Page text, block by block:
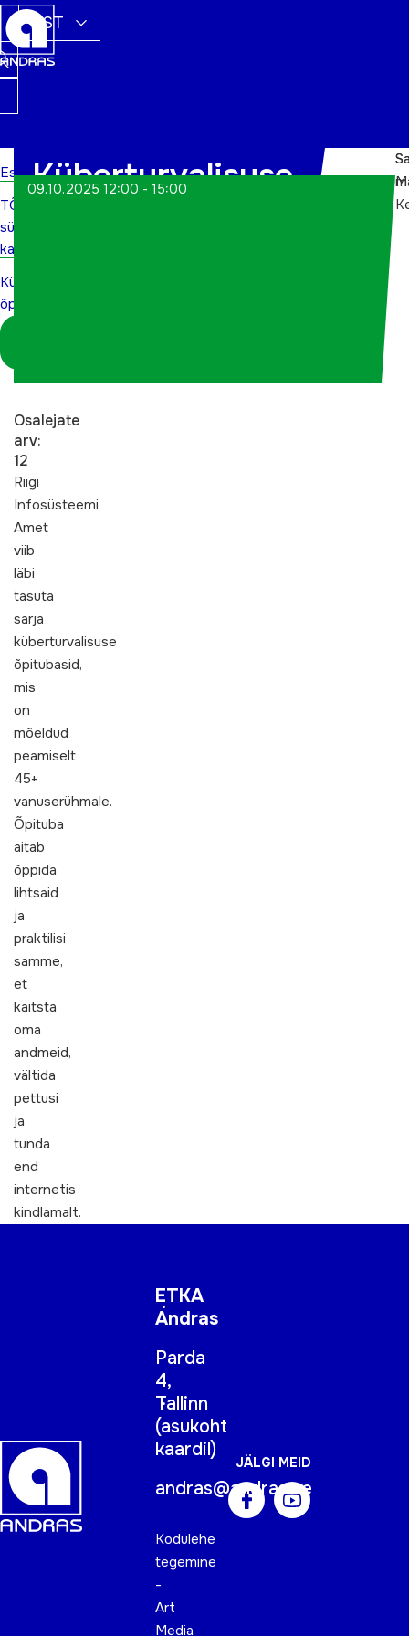
EST
Esileht
TÕN
sündmuste
kalender
Küberturvalisuse
õpituba
Küberturvalisuse
09.10.2025 12:00 - 15:00
Osalejate
arv:
12
Riigi
Infosüsteemi
Amet
viib
läbi
tasuta
sarja
küberturvalisuse
õpitubasid,
mis
on
mõeldud
peamiselt
45+
vanuserühmale.
Õpituba
aitab
õppida
lihtsaid
ja
praktilisi
samme,
et
kaitsta
oma
andmeid,
vältida
pettusi
ja
tunda
end
internetis
kindlamalt.
ETKA
Andras
Parda
4,
Tallinn
(asukoht
kaardil)
andras@andras.ee
Kodulehe
tegemine
-
Art
Media
JÄLGI MEID